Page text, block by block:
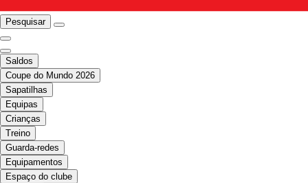
Pesquisar
Saldos
Coupe do Mundo 2026
Sapatilhas
Equipas
Crianças
Treino
Guarda-redes
Equipamentos
Espaço do clube